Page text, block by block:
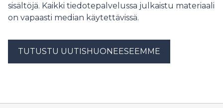
sisältöjä. Kaikki tiedotepalvelussa julkaistu materiaali
on vapaasti median käytettävissä.
TUTUSTU UUTISHUONEESEEMME